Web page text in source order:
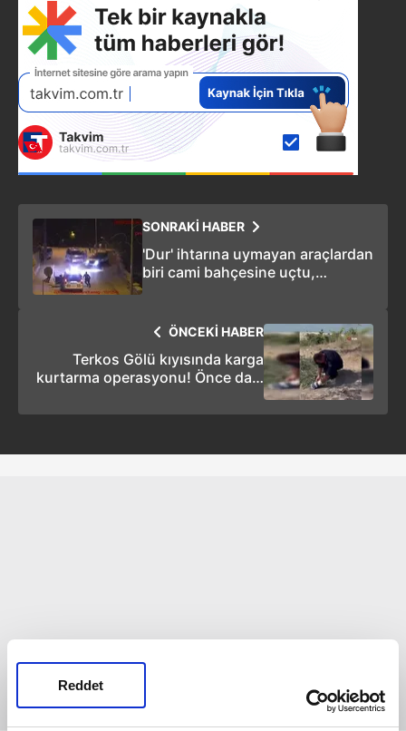
Reddet
SONRAKİ HABER
'Dur' ihtarına uymayan araçlardan
biri cami bahçesine uçtu,
ÖNCEKİ HABER
Terkos Gölü kıyısında karga
kurtarma operasyonu! Önce dala